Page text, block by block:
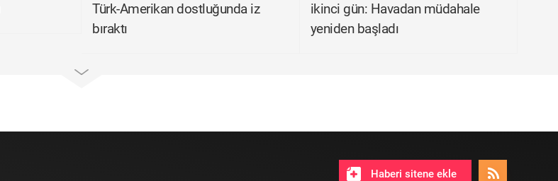
Türk-Amerikan dostluğunda iz
bıraktı
ikinci gün: Havadan müdahale
yeniden başladı
Haberi sitene ekle